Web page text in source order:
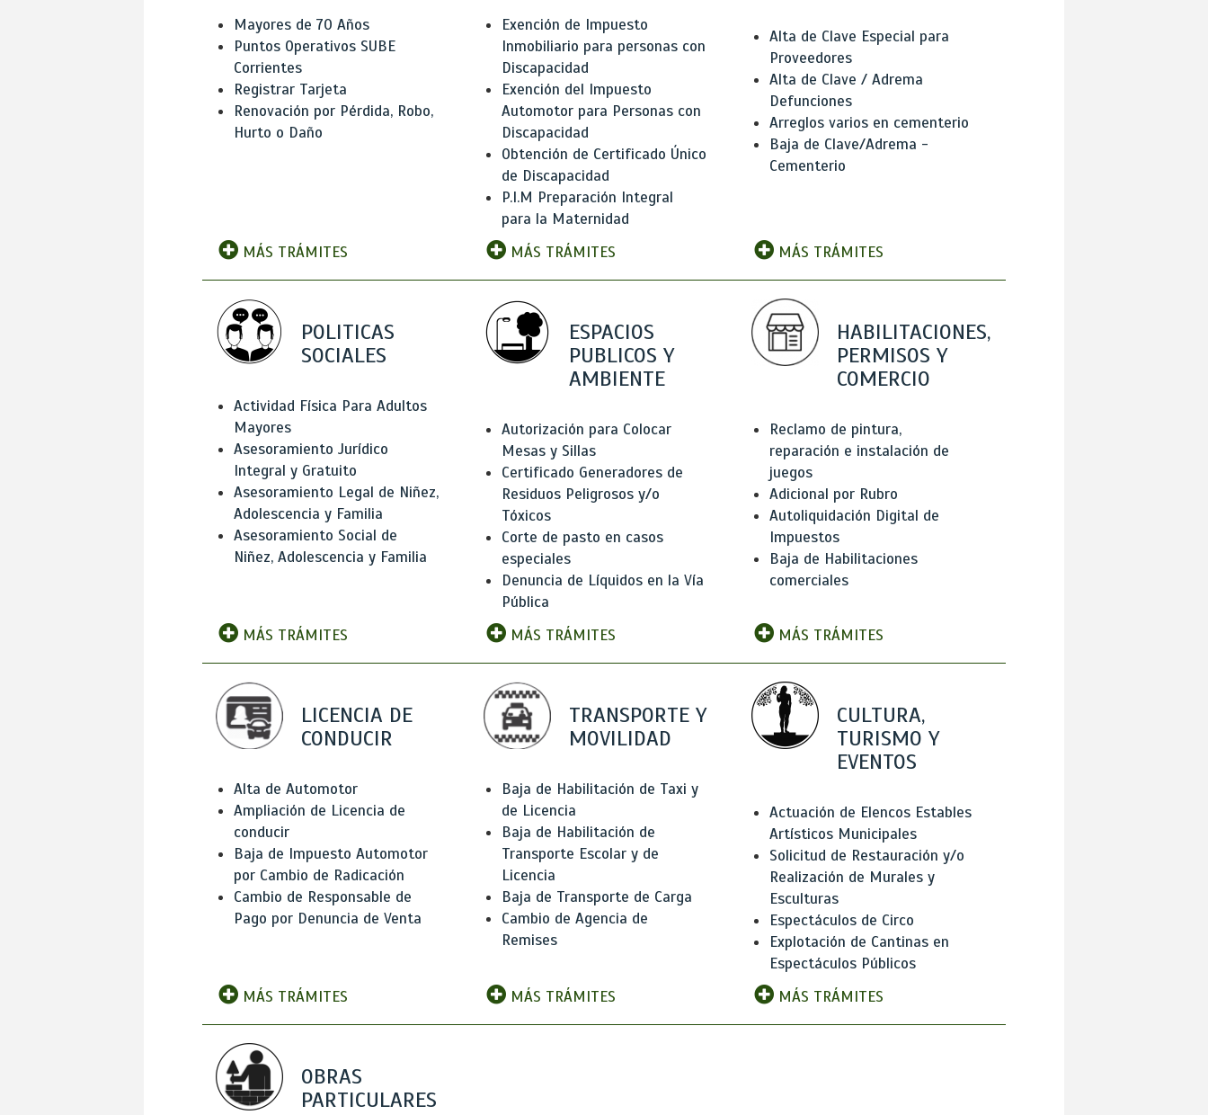
Mayores de 70 Años
Puntos Operativos SUBE
Corrientes
Registrar Tarjeta
Renovación por Pérdida, Robo,
Hurto o Daño
MÁS TRÁMITES
Exención de Impuesto
Inmobiliario para personas con
Discapacidad
Exención del Impuesto
Automotor para Personas con
Discapacidad
Obtención de Certificado Único
de Discapacidad
P.I.M Preparación Integral
para la Maternidad
MÁS TRÁMITES
Alta de Clave Especial para
Proveedores
Alta de Clave / Adrema
Defunciones
Arreglos varios en cementerio
Baja de Clave/Adrema -
Cementerio
MÁS TRÁMITES
POLITICAS
SOCIALES
Actividad Física Para Adultos
Mayores
Asesoramiento Jurídico
Integral y Gratuito
Asesoramiento Legal de Niñez,
Adolescencia y Familia
Asesoramiento Social de
Niñez, Adolescencia y Familia
MÁS TRÁMITES
ESPACIOS
PUBLICOS Y
AMBIENTE
Autorización para Colocar
Mesas y Sillas
Certificado Generadores de
Residuos Peligrosos y/o
Tóxicos
Corte de pasto en casos
especiales
Denuncia de Líquidos en la Vía
Pública
MÁS TRÁMITES
HABILITACIONES,
PERMISOS Y
COMERCIO
Reclamo de pintura,
reparación e instalación de
juegos
Adicional por Rubro
Autoliquidación Digital de
Impuestos
Baja de Habilitaciones
comerciales
MÁS TRÁMITES
LICENCIA DE
CONDUCIR
Alta de Automotor
Ampliación de Licencia de
conducir
Baja de Impuesto Automotor
por Cambio de Radicación
Cambio de Responsable de
Pago por Denuncia de Venta
MÁS TRÁMITES
TRANSPORTE Y
MOVILIDAD
Baja de Habilitación de Taxi y
de Licencia
Baja de Habilitación de
Transporte Escolar y de
Licencia
Baja de Transporte de Carga
Cambio de Agencia de
Remises
MÁS TRÁMITES
CULTURA,
TURISMO Y
EVENTOS
Actuación de Elencos Estables
Artísticos Municipales
Solicitud de Restauración y/o
Realización de Murales y
Esculturas
Espectáculos de Circo
Explotación de Cantinas en
Espectáculos Públicos
MÁS TRÁMITES
OBRAS
PARTICULARES